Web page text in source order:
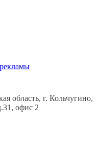
область, г. Кольчугино,
офис 2